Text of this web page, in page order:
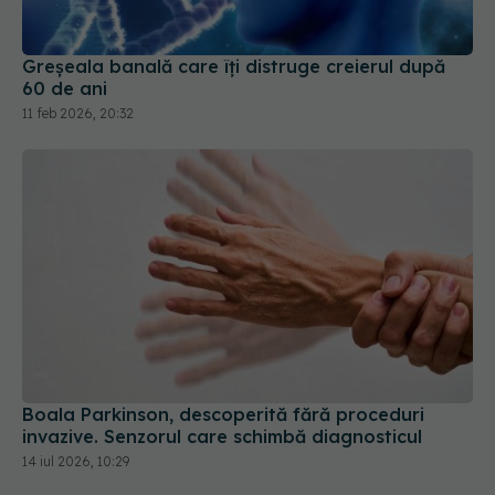
11 feb 2026, 20:32
Boala Parkinson, descoperită fără proceduri
invazive. Senzorul care schimbă diagnosticul